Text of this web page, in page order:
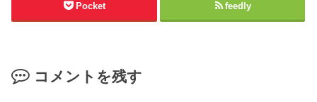
Pocket feedly
コメントを残す